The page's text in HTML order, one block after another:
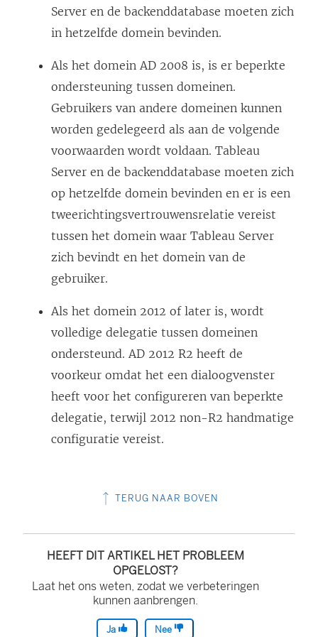
n
n
e
u
w
v
e
n
s
t
e
r
e
o
p
e
n
d
Server en de backenddatabase moeten zich
in hetzelfde domein bevinden.
Als het domein AD 2008 is, is er beperkte
ondersteuning tussen domeinen.
Gebruikers van andere domeinen kunnen
worden gedelegeerd als aan de volgende
voorwaarden wordt voldaan. Tableau
Server en de backenddatabase moeten zich
op hetzelfde domein bevinden en er is een
tweerichtingsvertrouwensrelatie vereist
tussen het domein waar Tableau Server
zich bevindt en het domein van de
gebruiker.
Als het domein 2012 of later is, wordt
volledige delegatie tussen domeinen
ondersteund. AD 2012 R2 heeft de
voorkeur omdat het een dialoogvenster
heeft voor het configureren van beperkte
delegatie, terwijl 2012 non-R2 handmatige
configuratie vereist.
TERUG NAAR BOVEN
HEEFT DIT ARTIKEL HET PROBLEEM
OPGELOST?
Laat het ons weten, zodat we verbeteringen
kunnen aanbrengen.
Ja Nee